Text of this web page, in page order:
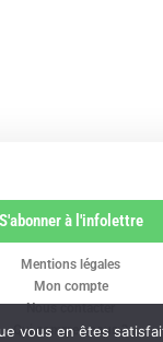
Mentions légales
Mon compte
Nous contacter
Qui sommes nous ?
S'abonner à l'infolettre
vous en êtes